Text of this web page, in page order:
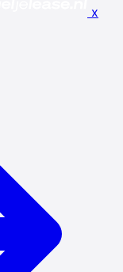
x